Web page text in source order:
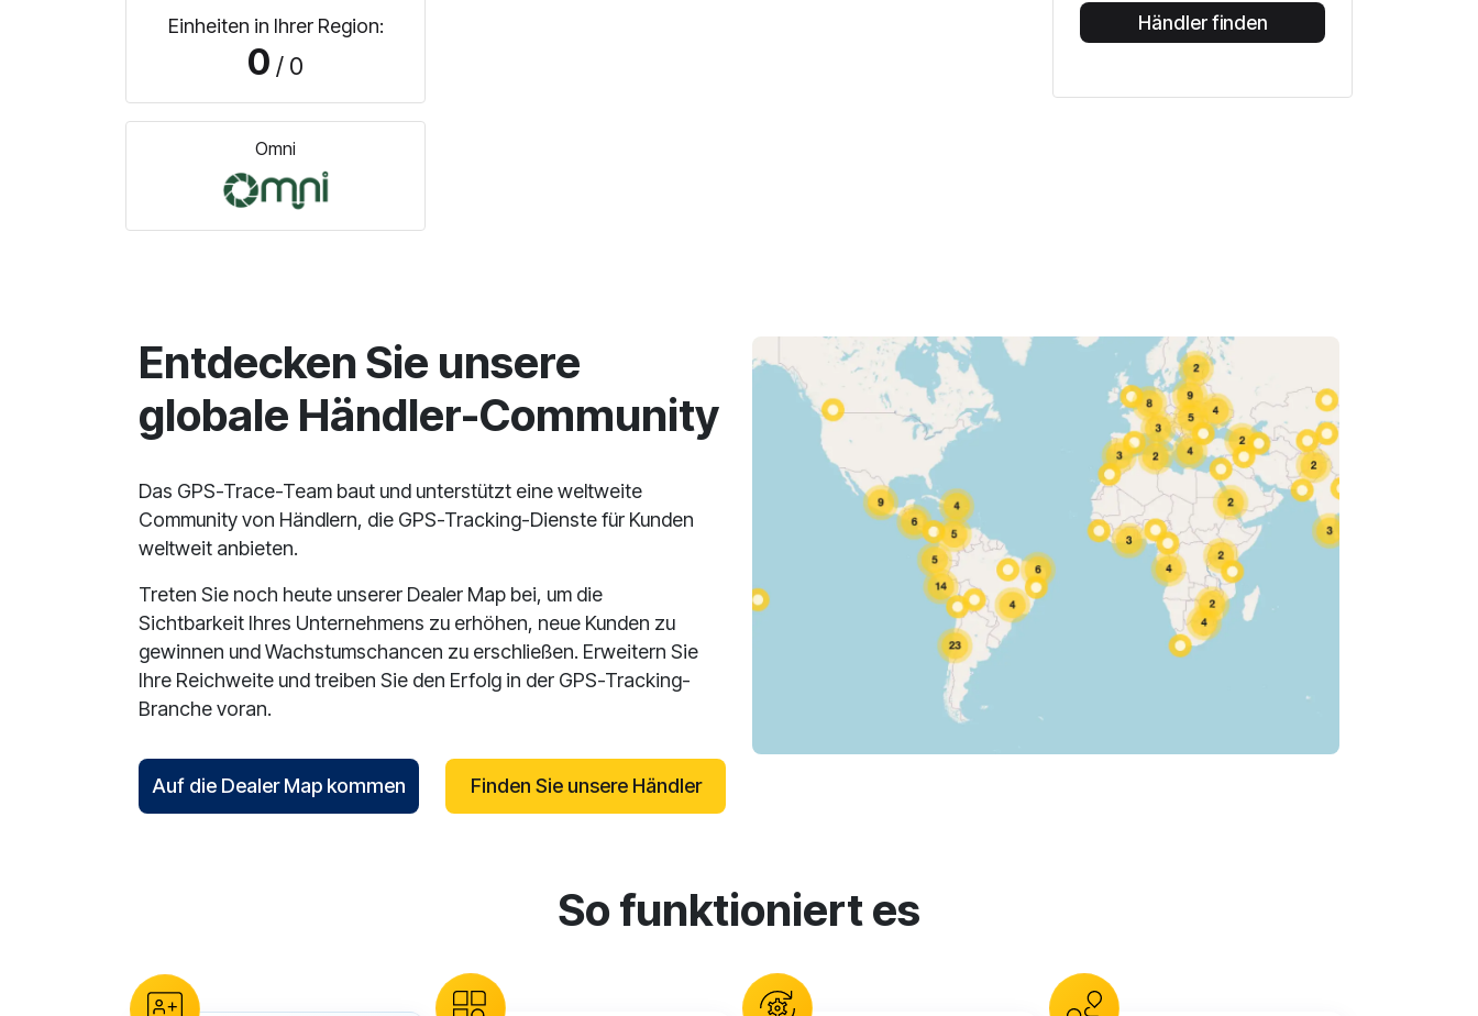
Einheiten in Ihrer Region:
0 / 0
Omni
Händler finden
Entdecken Sie unsere
globale Händler-Community
Das GPS-Trace-Team baut und unterstützt eine weltweite
Community von Händlern, die GPS-Tracking-Dienste für Kunden
weltweit anbieten.
Treten Sie noch heute unserer Dealer Map bei, um die
Sichtbarkeit Ihres Unternehmens zu erhöhen, neue Kunden zu
gewinnen und Wachstumschancen zu erschließen. Erweitern Sie
Ihre Reichweite und treiben Sie den Erfolg in der GPS-Tracking-
Branche voran.
Auf die Dealer Map kommen Finden Sie unsere Händler
So funktioniert es